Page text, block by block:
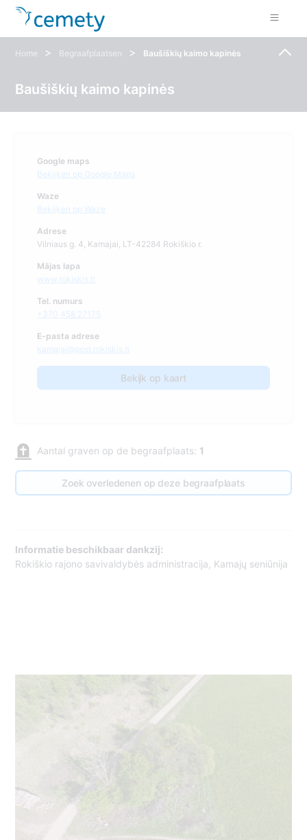
Home > Begraafplaatsen > Baušiškių kaimo kapinės
Baušiškių kaimo kapinės
Google maps
Bekijken op Google Maps
Waze
Bekijken op Waze
Adrese
Vilniaus g. 4, Kamajai, LT-42284 Rokiškio r.
Mājas lapa
www.rokiskis.lt
Tel. numurs
+370 458 27175
E-pasta adrese
kamajai@post.rokiskis.lt
Bekijk op kaart
Aantal graven op de begraafplaats: 1
Zoek overledenen op deze begraafplaats
Informatie beschikbaar dankzij:
Rokiškio rajono savivaldybės administracija, Kamajų seniūnija